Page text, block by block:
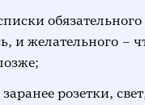
обязательного
и желательного –
розетки,